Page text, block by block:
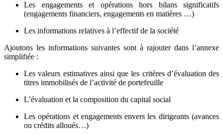
Les engagements et opérations hors bilans significatifs
(engagements financiers, engagements en matières …)
Les informations relatives à l’effectif de la société
Ajoutons les informations suivantes sont à rajouter dans l’annexe
simplifiée :
Les valeurs estimatives ainsi que les critères d’évaluation des
titres immobilisés de l’activité de portefeuille
L’évaluation et la composition du capital social
Les opérations et engagements envers les dirigeants (avances
ou crédits alloués…)